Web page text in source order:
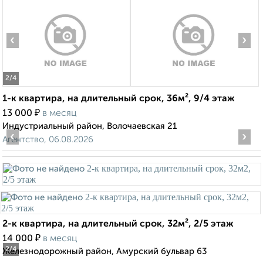
2/4
‹ ›
1-к квартира, на длительный срок, 36м², 9/4 этаж
13 000 ₽ в месяц
Индустриальный район, Волочаевская 21
Агентство, 06.08.2026
2/4
‹ ›
2-к квартира, на длительный срок, 32м², 2/5 этаж
14 000 ₽ в месяц
Железнодорожный район, Амурский бульвар 63